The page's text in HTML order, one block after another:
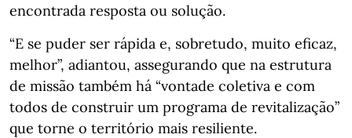
encontrada resposta ou solução.
“E se puder ser rápida e, sobretudo, muito eficaz,
melhor”, adiantou, assegurando que na estrutura
de missão também há “vontade coletiva e com
todos de construir um programa de revitalização”
que torne o território mais resiliente.